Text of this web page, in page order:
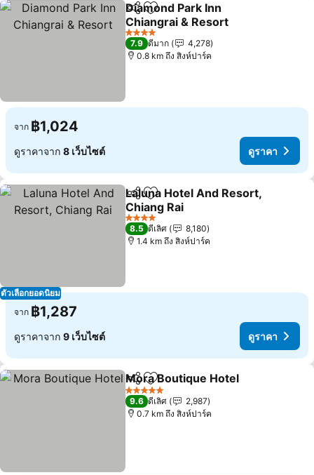
แชร์ เพิ่มในรายการโปรด
Diamond Park Inn
Chiangrai & Resort
ดูราคา
4 ดาว
7.9 ดีมาก
4,278
0.8 km ถึง สิงห์ปาร์ค
จาก ฿1,024
ดูราคาจาก 8 เว็บไซต์ ดูราคา
ตัวเลือกยอดนิยม
แชร์ เพิ่มในรายการโปรด
Laluna Hotel And Resort,
Chiang Rai
ดูราคา
4 ดาว
8.5 ดีเลิศ
8,180
1.4 km ถึง สิงห์ปาร์ค
จาก ฿1,287
ดูราคาจาก 9 เว็บไซต์ ดูราคา
แชร์ เพิ่มในรายการโปรด
Mora Boutique Hotel
5 ดาว
9.6 ดีเลิศ
2,987
0.7 km ถึง สิงห์ปาร์ค